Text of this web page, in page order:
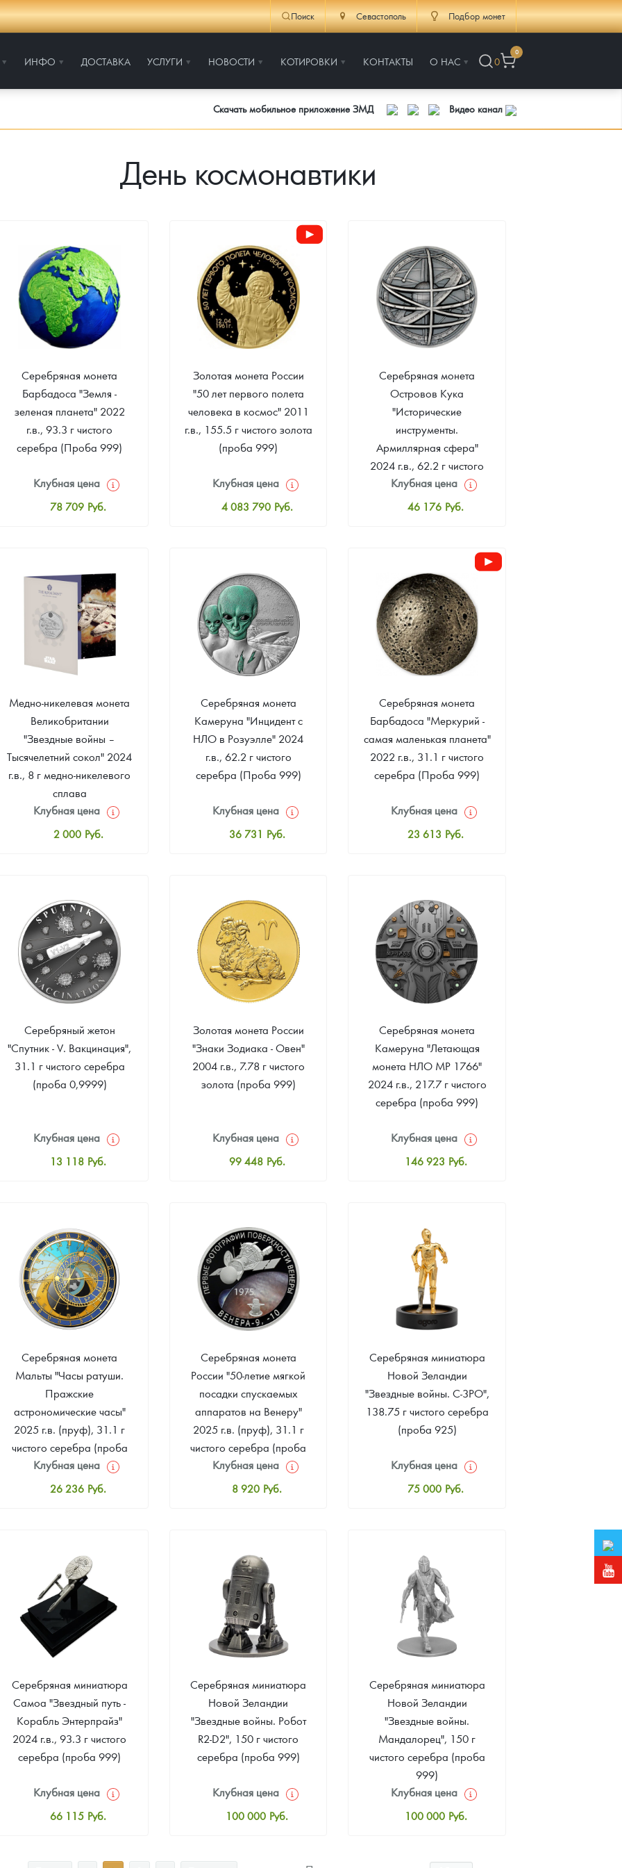
Поиск Севастополь Подбор монет
ИНФО ДОСТАВКА УСЛУГИ НОВОСТИ КОТИРОВКИ КОНТАКТЫ О НАС 0
0
платины на 2026 год
Скачать мобильное приложение ЗМД Видео канал
День космонавтики
Серебряная монета
Барбадоса "Земля -
зеленая планета" 2022
г.в., 93.3 г чистого
серебра (Проба 999)
Клубная цена
78 709 Руб.
Звоните
Золотая монета России
"50 лет первого полета
человека в космос" 2011
г.в., 155.5 г чистого золота
(проба 999)
Клубная цена
4 083 790 Руб.
Звоните
Серебряная монета
Островов Кука
"Исторические
инструменты.
Армиллярная сфера"
2024 г.в., 62.2 г чистого
серебра (проба 9999)
Клубная цена
46 176 Руб.
Звоните
Медно-никелевая монета
Великобритании
"Звездные войны –
Тысячелетний сокол" 2024
г.в., 8 г медно-никелевого
сплава
Клубная цена
2 000 Руб.
Звоните
Серебряная монета
Камеруна "Инцидент с
НЛО в Розуэлле" 2024
г.в., 62.2 г чистого
серебра (Проба 999)
Клубная цена
36 731 Руб.
Звоните
Серебряная монета
Барбадоса "Меркурий -
самая маленькая планета"
2022 г.в., 31.1 г чистого
серебра (Проба 999)
Клубная цена
23 613 Руб.
Звоните
Серебряный жетон
"Спутник - V. Вакцинация",
31.1 г чистого серебра
(проба 0,9999)
Клубная цена
13 118 Руб.
Звоните
Золотая монета России
"Знаки Зодиака - Овен"
2004 г.в., 7.78 г чистого
золота (проба 999)
Клубная цена
99 448 Руб.
87 695 Руб.
Серебряная монета
Камеруна "Летающая
монета НЛО МР 1766"
2024 г.в., 217.7 г чистого
серебра (проба 999)
Клубная цена
146 923 Руб.
Звоните
Серебряная монета
Мальты "Часы ратуши.
Пражские
астрономические часы"
2025 г.в. (пруф), 31.1 г
чистого серебра (проба
999)
Клубная цена
26 236 Руб.
Звоните
Серебряная монета
России "50-летие мягкой
посадки спускаемых
аппаратов на Венеру"
2025 г.в. (пруф), 31.1 г
чистого серебра (проба
925)
Клубная цена
8 920 Руб.
Звоните
Серебряная миниатюра
Новой Зеландии
"Звездные войны. C-3PO",
138.75 г чистого серебра
(проба 925)
Клубная цена
75 000 Руб.
Звоните
Серебряная миниатюра
Самоа "Звездный путь -
Корабль Энтерпрайз"
2024 г.в., 93.3 г чистого
серебра (проба 999)
Клубная цена
66 115 Руб.
67 690 Руб.
Серебряная миниатюра
Новой Зеландии
"Звездные войны. Робот
R2-D2", 150 г чистого
серебра (проба 999)
Клубная цена
100 000 Руб.
101 000
Серебряная миниатюра
Новой Зеландии
"Звездные войны.
Мандалорец", 150 г
чистого серебра (проба
999)
Клубная цена
100 000 Руб.